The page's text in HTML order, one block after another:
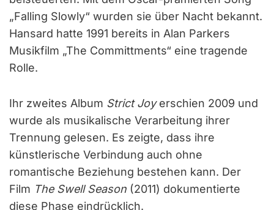
„Falling Slowly“ wurden sie über Nacht bekannt.
Hansard hatte 1991 bereits in Alan Parkers
Musikfilm „The Committments“ eine tragende
Rolle.
Ihr zweites Album Strict Joyerschien 2009 und
wurde als musikalische Verarbeitung ihrer
Trennung gelesen. Es zeigte, dass ihre
künstlerische Verbindung auch ohne
romantische Beziehung bestehen kann. Der
Film The Swell Season (2011) dokumentierte
diese Phase eindrücklich.